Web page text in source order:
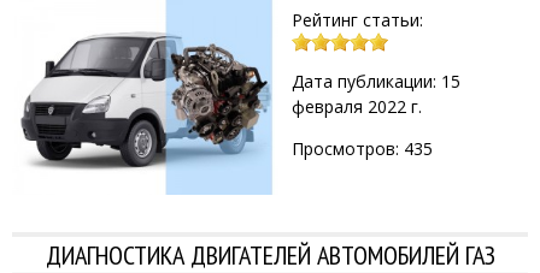
Рейтинг статьи:
Дата публикации: 15
февраля 2022 г.
Просмотров: 435
ДИАГНОСТИКА ДВИГАТЕЛЕЙ АВТОМОБИЛЕЙ ГАЗ